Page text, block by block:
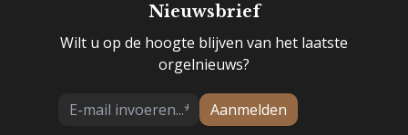
Nieuwsbrief
Wilt u op de hoogte blijven van het laatste
orgelnieuws?
Aanmelden